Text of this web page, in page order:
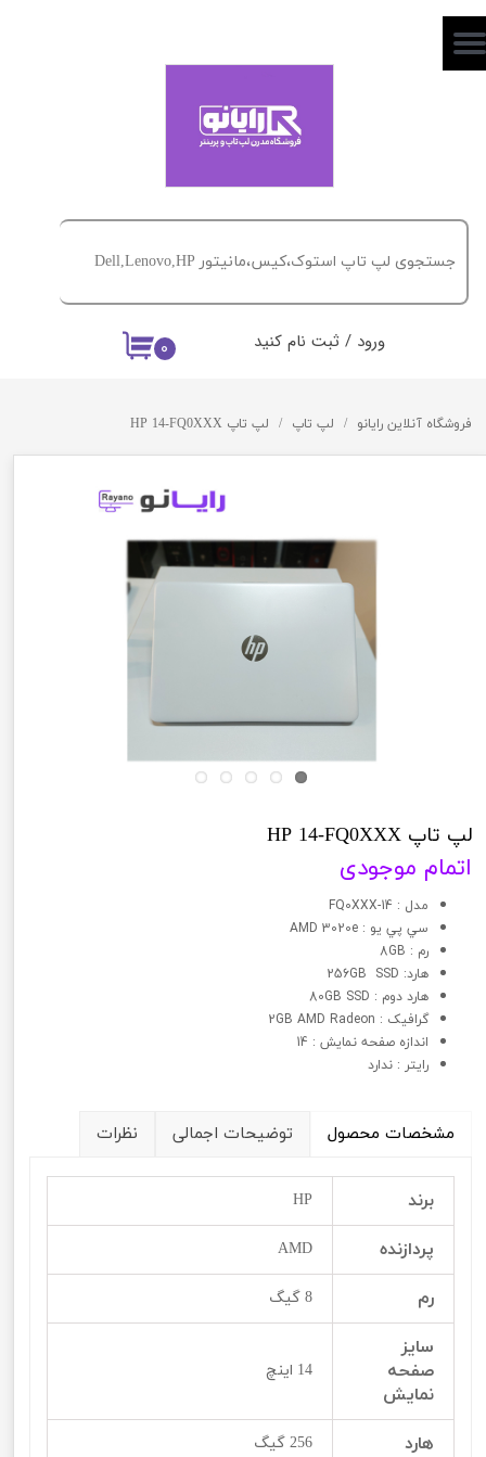
۰ ورود / ثبت نام کنید
حساب کاربری من
خروج از حساب کاربری
فروشگاه آنلاین رایانو لپ تاپ لپ تاپ HP 14-FQ0XXX
لپ تاپ HP 14-FQ0XXX
اتمام موجودی
مدل : 14-FQ0XXX
سي پي يو : AMD 3020e
رم : 8GB
هارد: 256GB SSD
هارد دوم : 80GB SSD
گرافيک : 2GB AMD Radeon
اندازه صفحه نمایش : 14
رایتر : ندارد
مشخصات محصول توضیحات اجمالی نظرات
برند HP
پردازنده AMD
رم 8 گیگ
سایز
صفحه
نمایش
14 اینچ
هارد 256 گیگ